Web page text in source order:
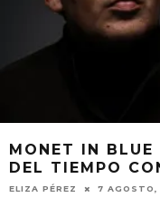
MONET IN BLUE
DEL TIEMPO
ELIZA PÉREZ 7